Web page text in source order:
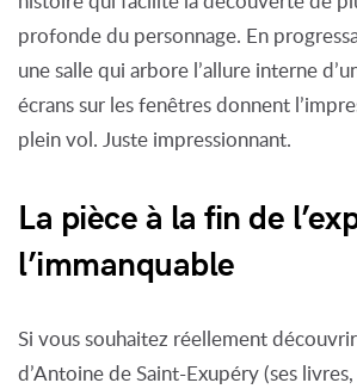
profonde du personnage. En
une salle qui arbore l’allure interne
écrans sur les fenêtres donnent
plein vol. Juste impressionnant.
La pièce à la fin de
l’immanquable
Si vous souhaitez réellement
d’Antoine de Saint-Exupéry (ses